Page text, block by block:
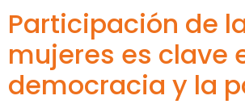
Participación de
mujeres es clave
democracia y la